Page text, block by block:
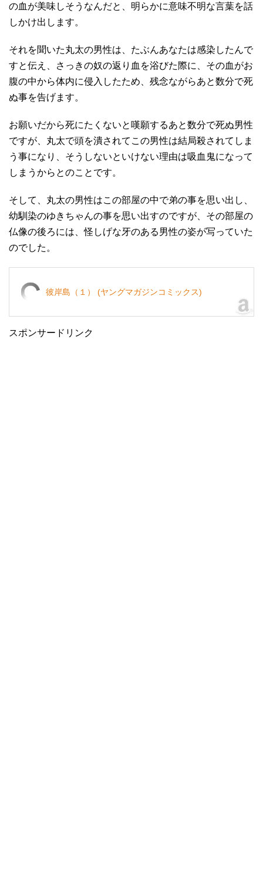
の血が美味しそうなんだと、明らかに意味不明な言葉を話
しかけ出します。
それを聞いた丸太の男性は、たぶんあなたは感染したんで
すと伝え、さっきの奴の返り血を浴びた際に、その血がお
腹の中から体内に侵入したため、残念ながらあと数分で死
ぬ事を告げます。
お願いだから死にたくないと嘆願するあと数分で死ぬ男性
ですが、丸太で頭を潰されてこの男性は結局殺されてしま
う事になり、そうしないといけない理由は吸血鬼になって
しまうからとのことです。
そして、丸太の男性はこの部屋の中で弟の事を思い出し、
幼馴染のゆきちゃんの事を思い出すのですが、その部屋の
仏像の後ろには、怪しげな牙のある男性の姿が写っていた
のでした。
彼岸島（１） (ヤングマガジンコミックス)
スポンサードリンク